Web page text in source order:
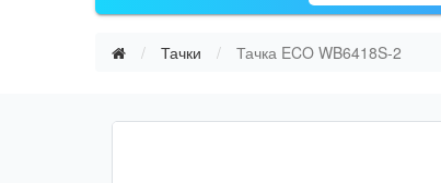
Тачки Тачка ECO WB6418S-2